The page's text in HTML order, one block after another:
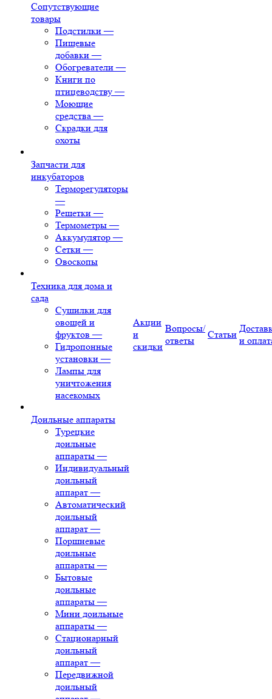
Сопутствующие
товары
Подстилки —
Пищевые
добавки —
Обогреватели —
Книги по
птицеводству —
Моющие
средства —
Скрадки для
охоты
Запчасти для
инкубаторов
Терморегуляторы
—
Решетки —
Термометры —
Аккумулятор —
Сетки —
Овоскопы
Техника для дома и
сада
Сушилки для
овощей и
фруктов —
Гидропонные
установки —
Лампы для
уничтожения
насекомых
Доильные аппараты
Турецкие
доильные
аппараты —
Индивидуальный
доильный
аппарат —
Автоматический
доильный
аппарат —
Поршневые
доильные
аппараты —
Бытовые
доильные
аппараты —
Мини доильные
аппараты —
Стационарный
доильный
аппарат —
Передвижной
доильный
Акции
и
скидки
Вопросы/
ответы
Статьи
и